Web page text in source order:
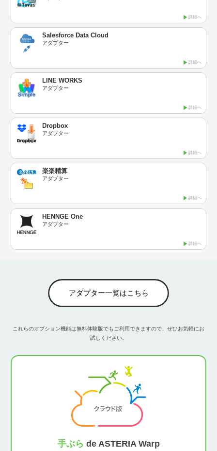
詳細へ
Salesforce Data Cloud
アダプター
詳細へ
LINE WORKS
アダプター
詳細へ
Dropbox
アダプター
詳細へ
楽楽精算
アダプター
詳細へ
HENNGE One
アダプター
詳細へ
アダプター一覧はこちら
これらのオプション機能は無料体験版でもご利用できますので、ぜひお気軽にお
試しください。
手ぶら de ASTERIA Warp